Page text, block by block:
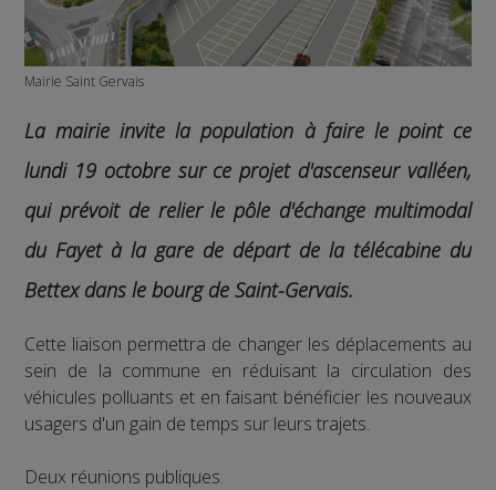
Mairie Saint Gervais
La mairie invite la population à faire le point ce
lundi 19 octobre sur ce projet d'ascenseur valléen,
qui prévoit de relier le pôle d'échange multimodal
du Fayet à la gare de départ de la télécabine du
Bettex dans le bourg de Saint-Gervais.
Cette liaison permettra de changer les déplacements au
sein de la commune en réduisant la circulation des
véhicules polluants et en faisant bénéficier les nouveaux
usagers d'un gain de temps sur leurs trajets.
Deux réunions publiques.